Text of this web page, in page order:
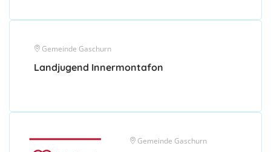
Gemeinde Gaschurn
Landjugend Innermontafon
Gemeinde Gaschurn